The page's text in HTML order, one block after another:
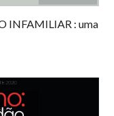
INFAMILIAR : uma